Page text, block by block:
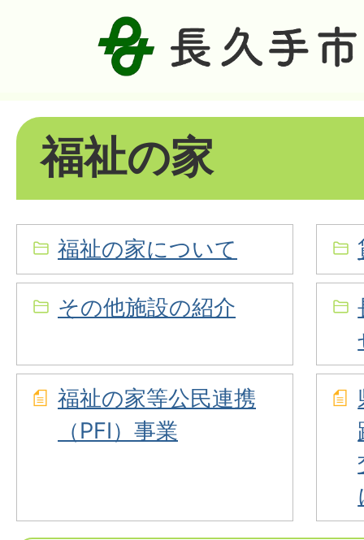
福祉の家
福祉の家について
その他施設の紹介
福祉の家等公民連携
（PFI）事業